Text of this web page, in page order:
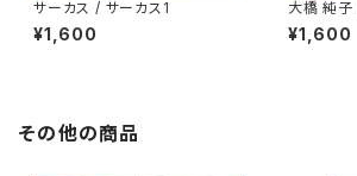
サーカス / サーカス1
¥1,600
大橋 純子
¥1,600
その他の商品